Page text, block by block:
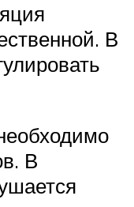
В
В